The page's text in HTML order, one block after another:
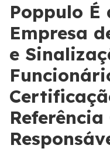
Poppulo É
Empresa
e